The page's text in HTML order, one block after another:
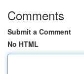
Comments
Submit a Comment
No HTML